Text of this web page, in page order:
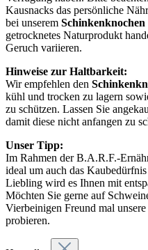
Kausnacks das persönliche
bei unserem Schinkenknochen
getrocknetes Naturprodukt
Geruch variieren.
Hinweise zur Haltbarkeit:
Wir empfehlen den
kühl und trocken zu lagern
zu schützen. Lassen Sie
damit diese nicht anfangen zu
Unser Tipp:
Im Rahmen der B.A.R.F.-
ideal um auch das
Liebling wird es Ihnen mit
Möchten Sie gerne auf
Vierbeinigen Freund mal
probieren.